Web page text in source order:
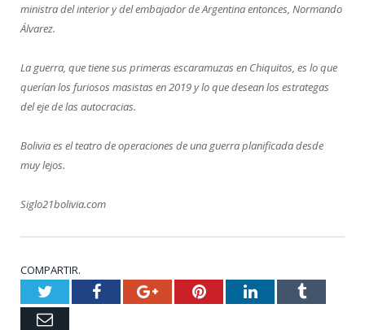
ministra del interior y del embajador de Argentina entonces, Normando
Álvarez.
La guerra, que tiene sus primeras escaramuzas en Chiquitos, es lo que
querían los furiosos masistas en 2019 y lo que desean los estrategas
del eje de las autocracias.
Bolivia es el teatro de operaciones de una guerra planificada desde
muy lejos.
Siglo21bolivia.com
COMPARTIR.
TwitterFacebookGoogle+PinterestLinkedInTumblr
Email